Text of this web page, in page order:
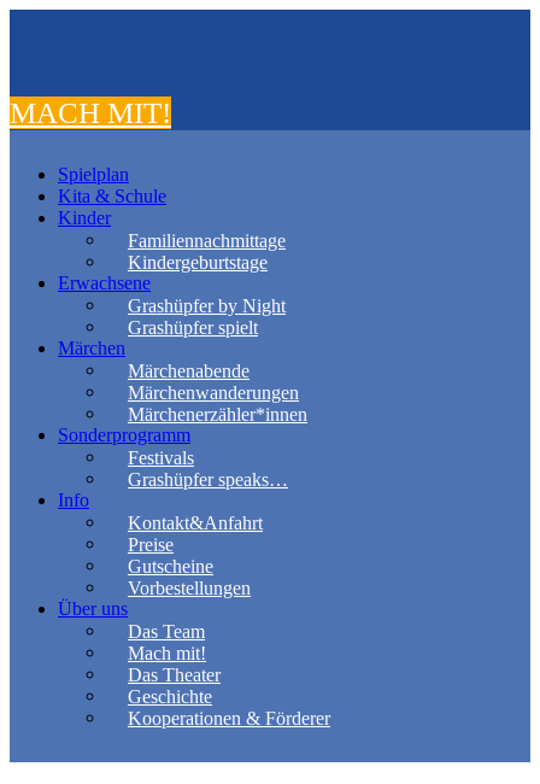
MACH MIT!
Spielplan
Kita & Schule
Kinder
Familiennachmittage
Kindergeburtstage
Erwachsene
Grashüpfer by Night
Grashüpfer spielt
Märchen
Märchenabende
Märchenwanderungen
Märchenerzähler*innen
Sonderprogramm
Festivals
Grashüpfer speaks…
Info
Kontakt&Anfahrt
Preise
Gutscheine
Vorbestellungen
Über uns
Das Team
Mach mit!
Das Theater
Geschichte
Kooperationen & Förderer